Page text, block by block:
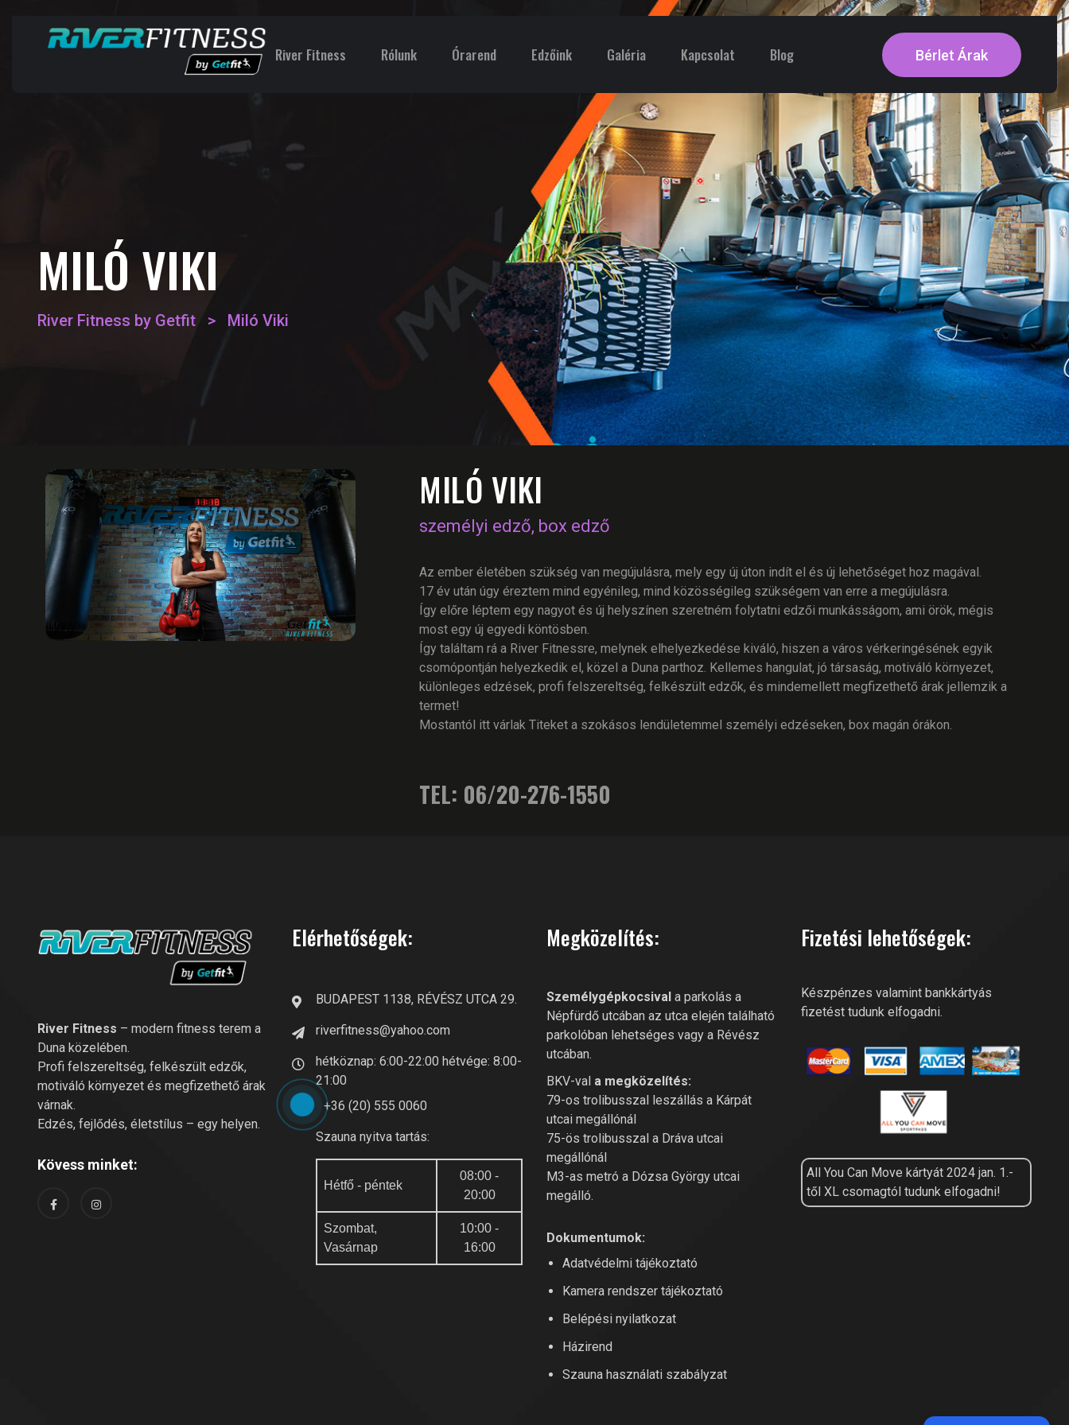
River Fitness Rólunk Órarend Edzőink Galéria Kapcsolat Blog Bérlet Árak
MILÓ VIKI
River Fitness by Getfit > Miló Viki
MILÓ VIKI
személyi edző, box edző
Az ember életében szükség van megújulásra, mely egy új úton indít el és új lehetőséget hoz magával.
17 év után úgy éreztem mind egyénileg, mind közösségileg szükségem van erre a megújulásra.
Így előre léptem egy nagyot és új helyszínen szeretném folytatni edzői munkásságom, ami örök, mégis
most egy új egyedi köntösben.
Így találtam rá a River Fitnessre, melynek elhelyezkedése kiváló, hiszen a város vérkeringésének egyik
csomópontján helyezkedik el, közel a Duna parthoz. Kellemes hangulat, jó társaság, motiváló környezet,
különleges edzések, profi felszereltség, felkészült edzők, és mindemellett megfizethető árak jellemzik a
termet!
Mostantól itt várlak Titeket a szokásos lendületemmel személyi edzéseken, box magán órákon.
TEL: 06/20-276-1550
River Fitness – modern fitness terem a
Duna közelében.
Profi felszereltség, felkészült edzők,
motiváló környezet és megfizethető árak
várnak.
Edzés, fejlődés, életstílus – egy helyen.
Kövess minket:
Elérhetőségek:
BUDAPEST 1138, RÉVÉSZ UTCA 29.
riverfitness@yahoo.com
hétköznap: 6:00-22:00 hétvége: 8:00-
21:00
+36 (20) 555 0060
Szauna nyitva tartás:
Hétfő - péntek
08:00 -
20:00
Szombat,
Vasárnap
10:00 -
16:00
Megközelítés:
Személygépkocsival a parkolás a
Népfürdő utcában az utca elején található
parkolóban lehetséges vagy a Révész
utcában.
BKV-val a megközelítés:
79-os trolibusszal leszállás a Kárpát
utcai megállónál
75-ös trolibusszal a Dráva utcai
megállónál
M3-as metró a Dózsa György utcai
megálló.
Dokumentumok:
Adatvédelmi tájékoztató
Kamera rendszer tájékoztató
Belépési nyilatkozat
Házirend
Szauna használati szabályzat
Fizetési lehetőségek:
Készpénzes valamint bankkártyás
fizetést tudunk elfogadni.
All You Can Move kártyát 2024 jan. 1.-
től XL csomagtól tudunk elfogadni!
bátran a River Fitness-től!